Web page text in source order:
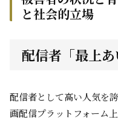
と社会的立場
配信者「最上
配信者として高い人気を
画配信プラットフォーム